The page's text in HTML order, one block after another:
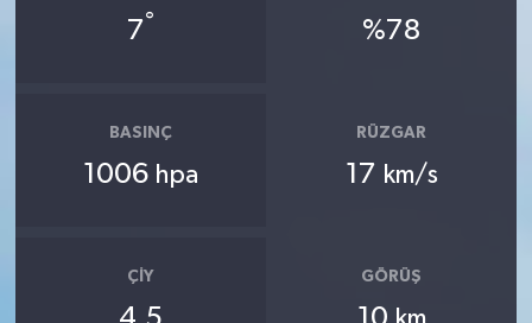
7° %78
BASINÇ
1006 hpa
RÜZGAR
17 km/s
ÇIY GÖRÜŞ